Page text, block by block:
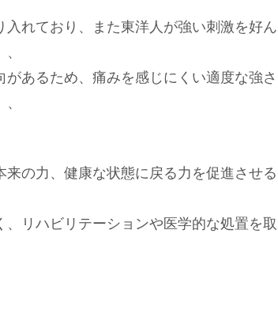
れており、また東洋人が強い刺激を好ん
あるため、痛みを感じにくい適度な強さ
の力、健康な状態に戻る力を促進させる
リハビリテーションや医学的な処置を取